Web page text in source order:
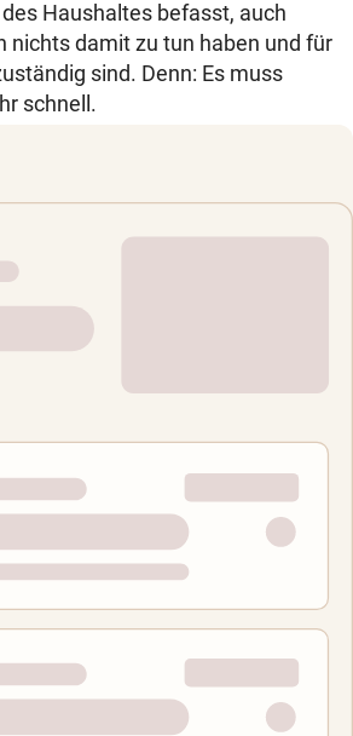
Haushaltes befasst, auch
nichts damit zu tun haben und für
sind. Denn: Es muss
schnell.